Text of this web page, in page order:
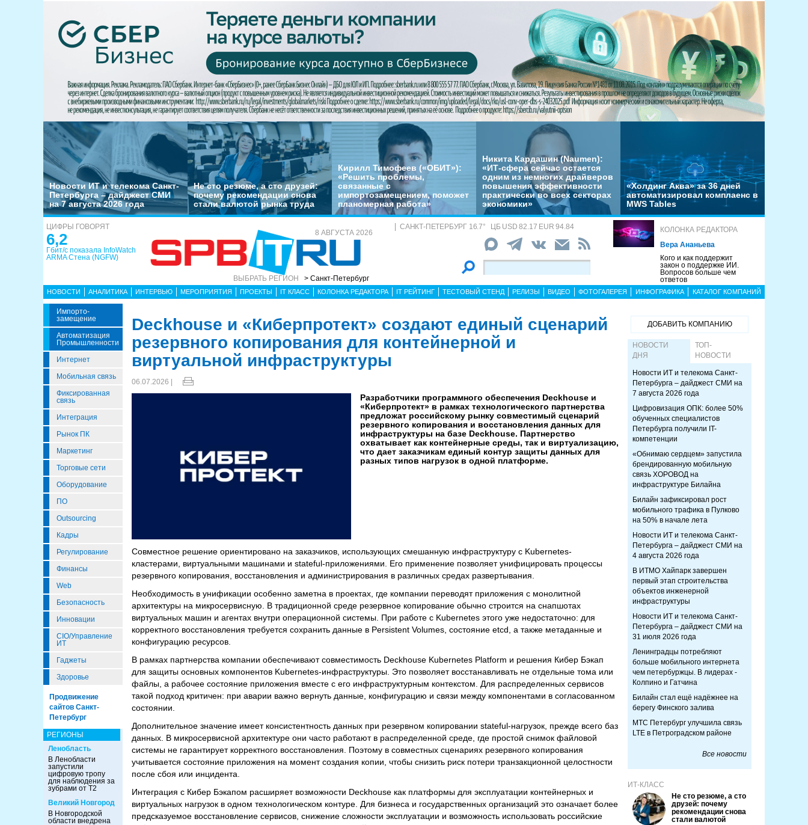
Новости ИТ и телекома Санкт-
Петербурга – дайджест СМИ
на 7 августа 2026 года
Не сто резюме, а сто друзей:
почему рекомендации снова
стали валютой рынка труда
Кирилл Тимофеев («ОБИТ»):
«Решить проблемы,
связанные с
импортозамещением, поможет
планомерная работа»
Никита Кардашин (Naumen):
«ИТ-сфера сейчас остается
одним из немногих драйверов
повышения эффективности
практически во всех секторах
экономики»
«Холдинг Аква» за 36 дней
автоматизировал комплаенс в
MWS Tables
ЦИФРЫ ГОВОРЯТ
6,2
Гбит/с показала InfoWatch
ARMA Стена (NGFW)
8 АВГУСТА 2026
ВЫБРАТЬ РЕГИОН > Санкт-Петербург
САНКТ-ПЕТЕРБУРГ 16.7° ЦБ USD 82.17 EUR 94.84
КОЛОНКА РЕДАКТОРА
Вера Ананьева
Кого и как поддержит
закон о поддержке ИИ.
Вопросов больше чем
ответов
НОВОСТИ АНАЛИТИКА ИНТЕРВЬЮ МЕРОПРИЯТИЯ ПРОЕКТЫ IT КЛАСС КОЛОНКА РЕДАКТОРА IT РЕЙТИНГ ТЕСТОВЫЙ СТЕНД РЕЛИЗЫ ВИДЕО ФОТОГАЛЕРЕЯ ИНФОГРАФИКА КАТАЛОГ КОМПАНИЙ
Импорто­
Замещение
Автоматизация
Промышленности
Интернет
Мобильная связь
Фиксированная
связь
Интеграция
Рынок ПК
Маркетинг
Торговые сети
Оборудование
ПО
Outsourcing
Кадры
Регулирование
Финансы
Web
Безопасность
Инновации
CIO/Управление
ИТ
Гаджеты
Здоровье
Продвижение
сайтов Санкт-
Петербург
РЕГИОНЫ
Ленобласть
В Ленобласти
запустили
цифровую тропу
для наблюдения за
зубрами от Т2
Великий Новгород
В Новгородской
области внедрена
Deckhouse и «Киберпротект» создают единый сценарий
резервного копирования для контейнерной и
виртуальной инфраструктуры
06.07.2026 |
Разработчики программного обеспечения Deckhouse и
«Киберпротект» в рамках технологического партнерства
предложат российскому рынку совместимый сценарий
резервного копирования и восстановления данных для
инфраструктуры на базе Deckhouse. Партнерство
охватывает как контейнерные среды, так и виртуализацию,
что дает заказчикам единый контур защиты данных для
разных типов нагрузок в одной платформе.
Совместное решение ориентировано на заказчиков, использующих смешанную инфраструктуру с Kubernetes-
кластерами, виртуальными машинами и stateful-приложениями. Его применение позволяет унифицировать процессы
резервного копирования, восстановления и администрирования в различных средах развертывания.
Необходимость в унификации особенно заметна в проектах, где компании переводят приложения с монолитной
архитектуры на микросервисную. В традиционной среде резервное копирование обычно строится на снапшотах
виртуальных машин и агентах внутри операционной системы. При работе с Kubernetes этого уже недостаточно: для
корректного восстановления требуется сохранить данные в Persistent Volumes, состояние etcd, а также метаданные и
конфигурацию ресурсов.
В рамках партнерства компании обеспечивают совместимость Deckhouse Kubernetes Platform и решения Кибер Бэкап
для защиты основных компонентов Kubernetes-инфраструктуры. Это позволяет восстанавливать не отдельные тома или
файлы, а рабочее состояние приложения вместе с его инфраструктурным контекстом. Для распределенных сервисов
такой подход критичен: при аварии важно вернуть данные, конфигурацию и связи между компонентами в согласованном
состоянии.
Дополнительное значение имеет консистентность данных при резервном копировании stateful-нагрузок, прежде всего баз
данных. В микросервисной архитектуре они часто работают в распределенной среде, где простой снимок файловой
системы не гарантирует корректного восстановления. Поэтому в совместных сценариях резервного копирования
учитывается состояние приложения на момент создания копии, чтобы снизить риск потери транзакционной целостности
после сбоя или инцидента.
Интеграция с Кибер Бэкапом расширяет возможности Deckhouse как платформы для эксплуатации контейнерных и
виртуальных нагрузок в одном технологическом контуре. Для бизнеса и государственных организаций это означает более
предсказуемое восстановление сервисов, снижение сложности эксплуатации и возможность использовать российские
ДОБАВИТЬ КОМПАНИЮ
НОВОСТИ
ДНЯ
ТОП-
НОВОСТИ
Новости ИТ и телекома Санкт-
Петербурга – дайджест СМИ на
7 августа 2026 года
Цифровизация ОПК: более 50%
обученных специалистов
Петербурга получили IT-
компетенции
«Обнимаю сердцем» запустила
брендированную мобильную
связь ХОРОВОД на
инфраструктуре Билайна
Билайн зафиксировал рост
мобильного трафика в Пулково
на 50% в начале лета
Новости ИТ и телекома Санкт-
Петербурга – дайджест СМИ на
4 августа 2026 года
В ИТМО Хайпарк завершен
первый этап строительства
объектов инженерной
инфраструктуры
Новости ИТ и телекома Санкт-
Петербурга – дайджест СМИ на
31 июля 2026 года
Ленинградцы потребляют
больше мобильного интернета
чем петербуржцы. В лидерах -
Колпино и Гатчина
Билайн стал ещё надёжнее на
берегу Финского залива
МТС Петербург улучшила связь
LTE в Петроградском районе
Все новости
ИТ-КЛАСС
Не сто резюме, а сто
друзей: почему
рекомендации снова
стали валютой